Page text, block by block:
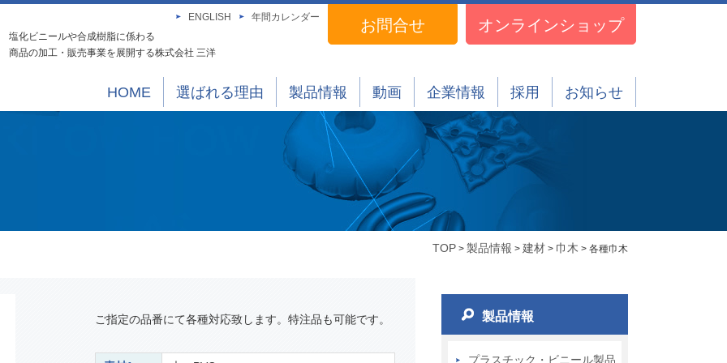
ENGLISH 年間カレンダー お問合せ オンラインショップ
塩化ビニールや合成樹脂に係わる
商品の加工・販売事業を展開する株式会社 三洋
HOME 選ばれる理由 製品情報 動画 企業情報 採用 お知らせ
TOP > 製品情報 > 建材 > 巾木 > 各種巾木
ご指定の品番にて各種対応致します。特注品も可能です。 製品情報
プラスチック・ビニール製品